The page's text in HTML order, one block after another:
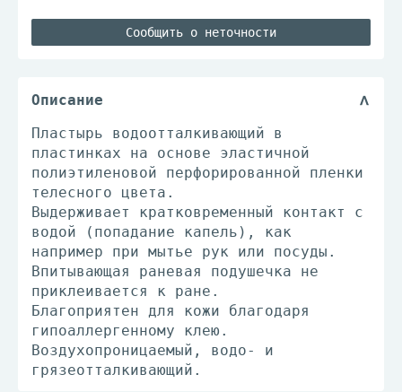
Сообщить о неточности
Описание
Пластырь водоотталкивающий в
пластинках на основе эластичной
полиэтиленовой перфорированной пленки
телесного цвета.
Выдерживает кратковременный контакт с
водой (попадание капель), как
например при мытье рук или посуды.
Впитывающая раневая подушечка не
приклеивается к ране.
Благоприятен для кожи благодаря
гипоаллергенному клею.
Воздухопроницаемый, водо- и
грязеотталкивающий.